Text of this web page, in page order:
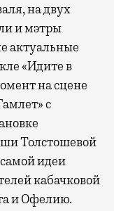
на двух
и мэтры
актуальные
«Идите в
на сцене
с
Толстошевой
идеи
кабачковой
и Офелию.